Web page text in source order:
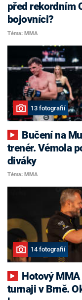
před rekordním
bojovníci?
Téma: MMA
13 fotografií
trenér. Vémola
diváky
Téma: MMA
14 fotografií
turnaji v Brně.